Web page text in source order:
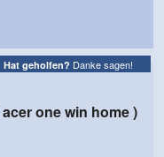
Hat geholfen? Danke sagen!
one win home )